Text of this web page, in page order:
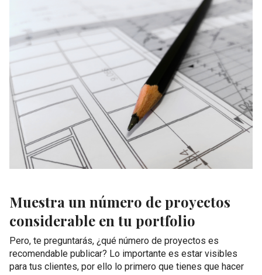
Muestra un número de proyectos
considerable en tu portfolio
Pero, te preguntarás, ¿qué número de proyectos es
recomendable publicar? Lo importante es estar visibles
para tus clientes, por ello lo primero que tienes que hacer